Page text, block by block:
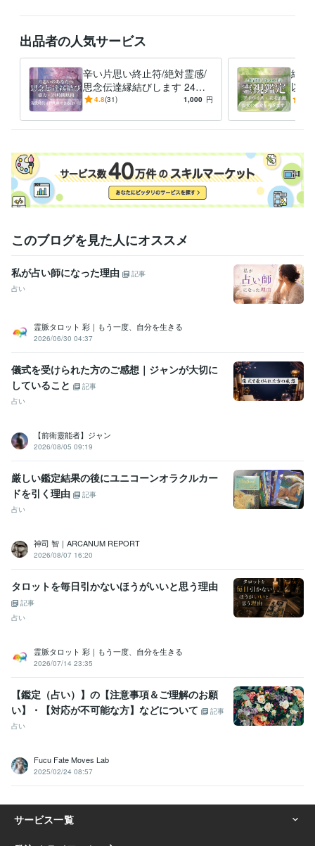
出品者の人気サービス
辛い片思い終止符/絶対霊感/
思念伝達縁結びします 24時
間以内に秘伝の中華占術で彼
4.8(31) 1,000 円
絶対
以上
縁/
このブログを見た人にオススメ
私が占い師になった理由
記事
占い
霊脈タロット 彩｜もう一度、自分を生きる
2026/06/30 04:37
儀式を受けられた方のご感想｜ジャンが大切に
していること
記事
占い
【前衛靈能者】ジャン
2026/08/05 09:19
厳しい鑑定結果の後にユニコーンオラクルカー
ドを引く理由
記事
占い
神司 智｜ARCANUM REPORT
2026/08/07 16:20
タロットを毎日引かないほうがいいと思う理由
記事
占い
霊脈タロット 彩｜もう一度、自分を生きる
2026/07/14 23:35
【鑑定（占い）】の【注意事項＆ご理解のお願
い】・【対応が不可能な方】などについて
記事
占い
Fucu Fate Moves Lab
2025/02/24 08:57